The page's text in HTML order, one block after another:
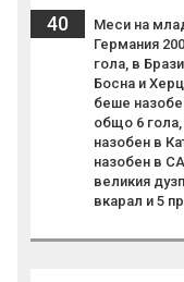
40
Меси на
Германия
гола, в
Босна и
беше
общо 6 гола,
назобен в
назобен в
великия
вкарал и 5